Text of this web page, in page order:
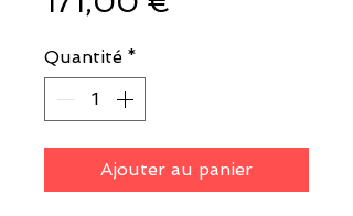
Quantité *
Ajouter au panier